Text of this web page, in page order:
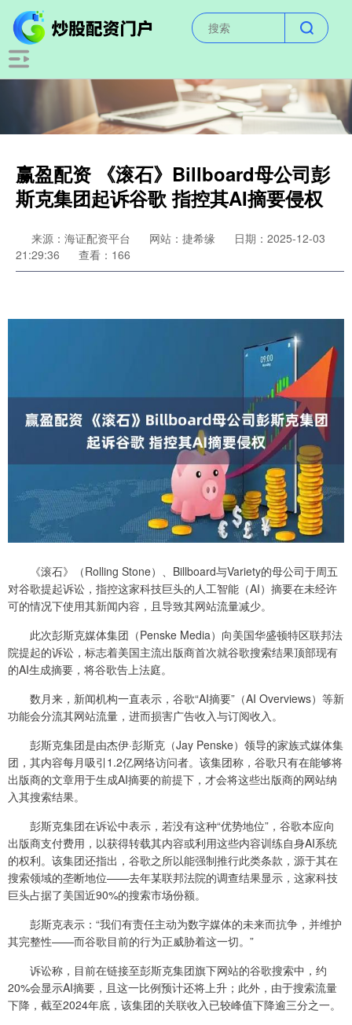
赢盈配资 《滚石》Billboard母公司彭
斯克集团起诉谷歌 指控其AI摘要侵权
来源：海证配资平台 网站：捷希缘
日期：2025-12-03
21:29:36
查看：166
《滚石》（Rolling Stone）、Billboard与Variety的母公司于周五
对谷歌提起诉讼，指控这家科技巨头的人工智能（AI）摘要在未经许
可的情况下使用其新闻内容，且导致其网站流量减少。
此次彭斯克媒体集团（Penske Media）向美国华盛顿特区联邦法
院提起的诉讼，标志着美国主流出版商首次就谷歌搜索结果顶部现有
的AI生成摘要，将谷歌告上法庭。
数月来，新闻机构一直表示，谷歌“AI摘要”（AI Overviews）等新
功能会分流其网站流量，进而损害广告收入与订阅收入。
彭斯克集团是由杰伊·彭斯克（Jay Penske）领导的家族式媒体集
团，其内容每月吸引1.2亿网络访问者。该集团称，谷歌只有在能够将
出版商的文章用于生成AI摘要的前提下，才会将这些出版商的网站纳
入其搜索结果。
彭斯克集团在诉讼中表示，若没有这种“优势地位”，谷歌本应向
出版商支付费用，以获得转载其内容或利用这些内容训练自身AI系统
的权利。该集团还指出，谷歌之所以能强制推行此类条款，源于其在
搜索领域的垄断地位——去年某联邦法院的调查结果显示，这家科技
巨头占据了美国近90%的搜索市场份额。
彭斯克表示：“我们有责任主动为数字媒体的未来而抗争，并维护
其完整性——而谷歌目前的行为正威胁着这一切。”
诉讼称，目前在链接至彭斯克集团旗下网站的谷歌搜索中，约
20%会显示AI摘要，且这一比例预计还将上升；此外，由于搜索流量
下降，截至2024年底，该集团的关联收入已较峰值下降逾三分之一。